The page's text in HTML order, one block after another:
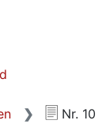
Nr. 10